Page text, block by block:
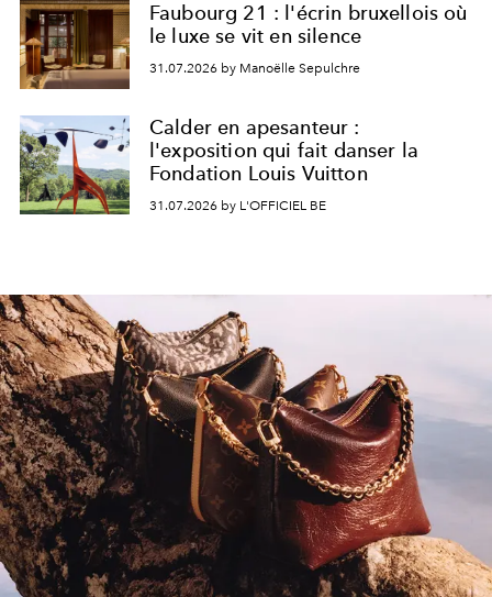
Faubourg 21 : l'écrin bruxellois où
le luxe se vit en silence
31.07.2026 by Manoëlle Sepulchre
Calder en apesanteur :
l'exposition qui fait danser la
Fondation Louis Vuitton
31.07.2026 by L'OFFICIEL BE